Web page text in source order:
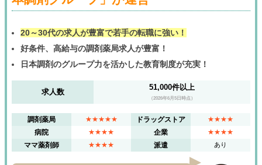
20～30代の求人が豊富で若手の転職に強い！
好条件、高給与の調剤薬局求人が豊富！
日本調剤のグループ力を活かした教育制度が充実！
求人数
51,000件以上
（2026年6月5日時点）
調剤薬局 ★★★★★ ドラッグストア ★★★★
病院 ★★★★ 企業 ★★★★
ママ薬剤師 ★★★★ 派遣 あり